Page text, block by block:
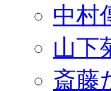
中村
山下
斎藤